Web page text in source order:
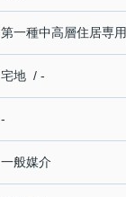
第一種中高層住居専用
宅地 / -
-
一般媒介